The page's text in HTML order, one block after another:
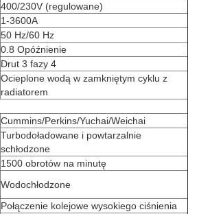
400/230V (regulowane)
1-3600A
50 Hz/60 Hz
0.8 Opóźnienie
Drut 3 fazy 4
Ocieplone wodą w zamkniętym cyklu z
radiatorem
Cummins/Perkins/Yuchai/Weichai
Turbodoładowane i powtarzalnie
schłodzone
1500 obrotów na minutę
Wodochłodzone
Połączenie kolejowe wysokiego ciśnienia